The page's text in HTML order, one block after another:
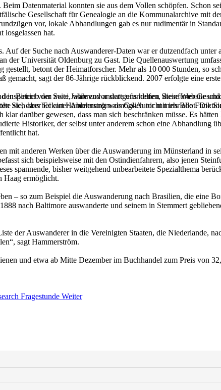
Datenmaterial konnten sie aus dem Vollen schöpfen. Schon
Gesellschaft für Genealogie an die Kommunalarchive mit
vor, lokale Abhandlungen gab es nur rudimentär in
losgelassen hat.
der Suche nach Auswanderer-Daten war er dutzendfach
der Universität Oldenburg zu Gast. Die Quellenauswertung
betont der Heimatforscher. Mehr als 10 000 Stunden, so
gemacht, sagt der 86-Jährige rückblickend. 2007 erfolgte eine
vom zwei Jahre zuvor stattgefundenen Steinfurter
sich aber Eckart Hammerström als Co-Autor mit ins Boot. Die
darüber gewesen, dass man sich beschränken müsse. Es
Historiker, der selbst unter anderem schon eine Abhandlung
hat.
mit anderen Werken über die Auswanderung im Münsterland in
sich beispielsweise mit den Ostindienfahrern, also jenen
spannende, bisher weitgehend unbearbeitete Spezialthema
Haag ermöglicht.
– so zum Beispiel die Auswanderung nach Brasilien, die eine
nach Baltimore auswanderte und seinem in Stemmert
der Auswanderer in die Vereinigten Staaten, die Niederlande,
sagt Hammerström.
und etwa ab Mitte Dezember im Buchhandel zum Preis von
Fragestunde Weiter
Betrieb der Seite, während andere uns helfen, diese Website
Sie, dass bei einer Ablehnung womöglich nicht mehr alle